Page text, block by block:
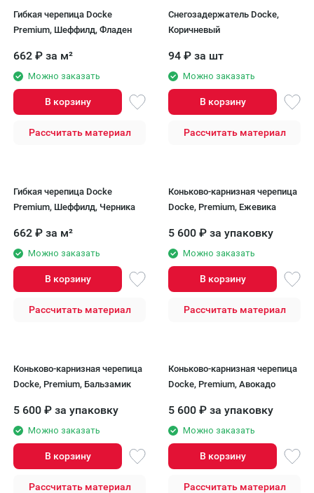
Гибкая черепица Docke
Premium, Шеффилд, Фладен
662 ₽ за м²
Можно заказать
В корзину
Рассчитать материал
Снегозадержатель Docke,
Коричневый
94 ₽ за шт
Можно заказать
В корзину
Рассчитать материал
Гибкая черепица Docke
Premium, Шеффилд, Черника
662 ₽ за м²
Можно заказать
В корзину
Рассчитать материал
Коньково-карнизная черепица
Docke, Premium, Ежевика
5 600 ₽ за упаковку
Можно заказать
В корзину
Рассчитать материал
Коньково-карнизная черепица
Docke, Premium, Бальзамик
5 600 ₽ за упаковку
Можно заказать
В корзину
Рассчитать материал
Коньково-карнизная черепица
Docke, Premium, Авокадо
5 600 ₽ за упаковку
Можно заказать
В корзину
Рассчитать материал